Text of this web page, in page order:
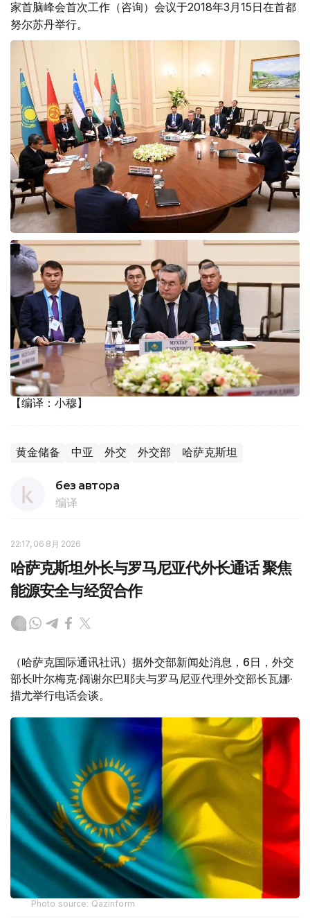
家首脑峰会首次工作（咨询）会议于2018年3月15日在首都
努尔苏丹举行。
【编译：小穆】
黄金储备 中亚 外交 外交部 哈萨克斯坦
без автора
编译
22:17, 06 8月 2026
哈萨克斯坦外长与罗马尼亚代外长通话 聚焦
能源安全与经贸合作
（哈萨克国际通讯社讯）据外交部新闻处消息，6日，外交
部长叶尔梅克·阔谢尔巴耶夫与罗马尼亚代理外交部长瓦娜·
措尤举行电话会谈。
Photo source: Qazinform